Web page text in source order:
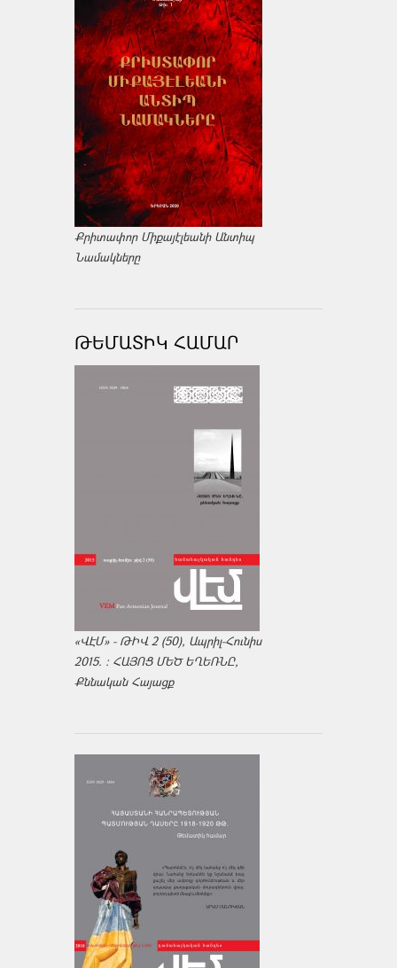
Քրիտափոր Միքայէլեանի Անտիպ
Նամակները
ԹԵՄԱՏԻԿ ՀԱՄԱՐ
«ՎԷՄ» - ԹԻՎ 2 (50), Ապրիլ-Հունիս
2015. : ՀԱՅՈՑ ՄԵԾ ԵՂԵՌՆԸ,
Քննական Հայացք